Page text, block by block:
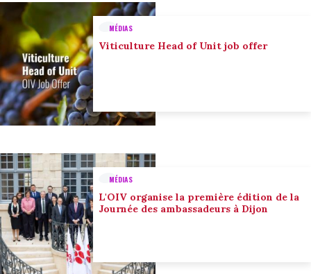
MÉDIAS
Viticulture Head of Unit job offer
MÉDIAS
L'OIV organise la première édition de la
Journée des ambassadeurs à Dijon